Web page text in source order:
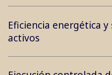
Eficiencia energética
activos